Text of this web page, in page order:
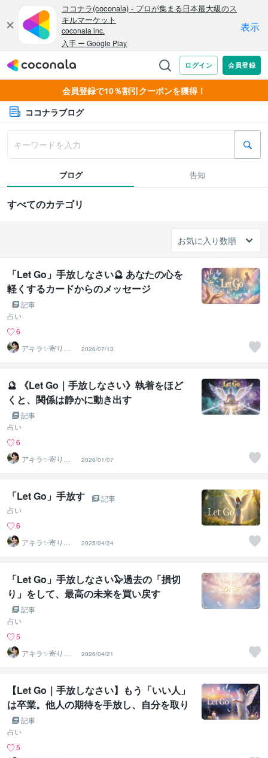
会員登録で10％割引クーポンを獲得！
ココナラブログ
ブログ 告知
すべてのカテゴリ
「Let Go」手放しなさい🔮 あなたの心を
軽くするカードからのメッセージ
記事
占い
6
アキラ✨寄り添
う聴き手 迷い不
安の相談室
2026/07/13
🔮 《Let Go｜手放しなさい》執着をほど
くと、関係は静かに動き出す
記事
占い
6
アキラ✨寄り添
う聴き手 迷い不
安の相談室
2026/01/07
「Let Go」手放す
記事
占い
6
アキラ✨寄り添
う聴き手 迷い不
安の相談室
2025/04/24
「Let Go」手放しなさい🦭過去の「損切
り」をして、最高の未来を買い戻す
記事
占い
5
アキラ✨寄り添
う聴き手 迷い不
安の相談室
2026/04/21
【Let Go｜手放しなさい】もう「いい人」
は卒業。他人の期待を手放し、自分を取り
戻す時
記事
占い
5